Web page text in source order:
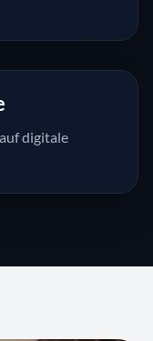
digitale